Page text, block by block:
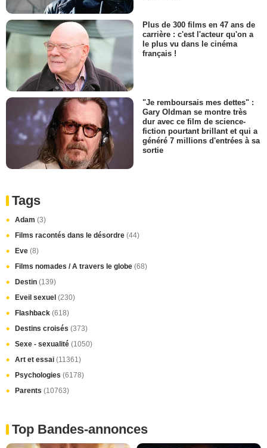
Plus de 300 films en 47 ans de
carrière : c'est l'acteur qu'on a
le plus vu dans le cinéma
français !
"Je remboursais mes dettes" :
Gary Oldman se montre très
dur avec ce film de science-
fiction pourtant brillant et qui a
généré 7 millions d'entrées à sa
sortie
Tags
Adam (3)
Films racontés dans le désordre (44)
Eve (8)
Films nomades / A travers le globe (68)
Destin (139)
Eveil sexuel (230)
Flashback (618)
Destins croisés (373)
Sexe - sexualité (1050)
Art et essai (11361)
Psychologies (6178)
Parents (10763)
Top Bandes-annonces